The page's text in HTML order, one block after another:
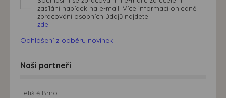
zasílání nabídek na e-mail. Více informací ohledně
zpracování osobních údajů najdete
zde.
Odhlášení z odběru novinek
Naši partneři
Letiště Brno